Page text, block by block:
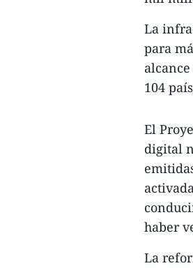
La
para
104
​El
digital
haber
​La